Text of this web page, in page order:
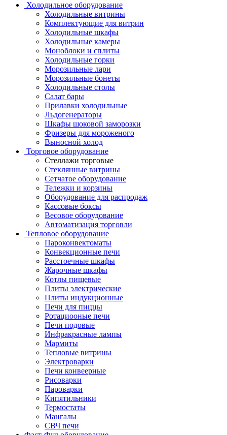
Холодильное оборудование
Холодильные витрины
Комплектующие для витрин
Холодильные шкафы
Холодильные камеры
Моноблоки и сплиты
Холодильные горки
Морозильные лари
Морозильные бонеты
Холодильные столы
Салат бары
Прилавки холодильные
Льдогенераторы
Шкафы шоковой заморозки
Фризеры для мороженого
Выносной холод
Торговое оборудование
Стеллажи торговые
Стеклянные витрины
Сетчатое оборудование
Тележки и корзины
Оборудование для распродаж
Кассовые боксы
Весовое оборудование
Автоматизация торговли
Тепловое оборудование
Пароконвектоматы
Конвекционные печи
Расстоечные шкафы
Жарочные шкафы
Котлы пищевые
Плиты электрические
Плиты индукционные
Печи для пиццы
Ротациооные печи
Печи подовые
Инфракрасные лампы
Мармиты
Тепловые витрины
Электроварки
Печи конвеерные
Рисоварки
Пароварки
Кипятильники
Термостаты
Мангалы
СВЧ печи